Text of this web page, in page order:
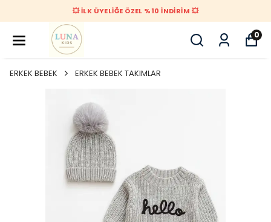
💥 İLK ÜYELİĞE ÖZEL %10 İNDİRİM 💥
0
ERKEK BEBEK ERKEK BEBEK TAKIMLAR